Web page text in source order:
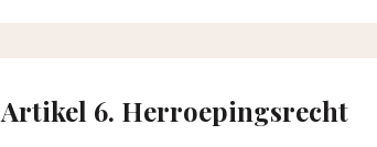
Artikel 6. Herroepingsrecht